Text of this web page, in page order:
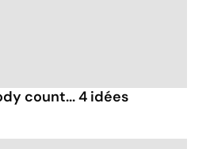
count... 4 idées